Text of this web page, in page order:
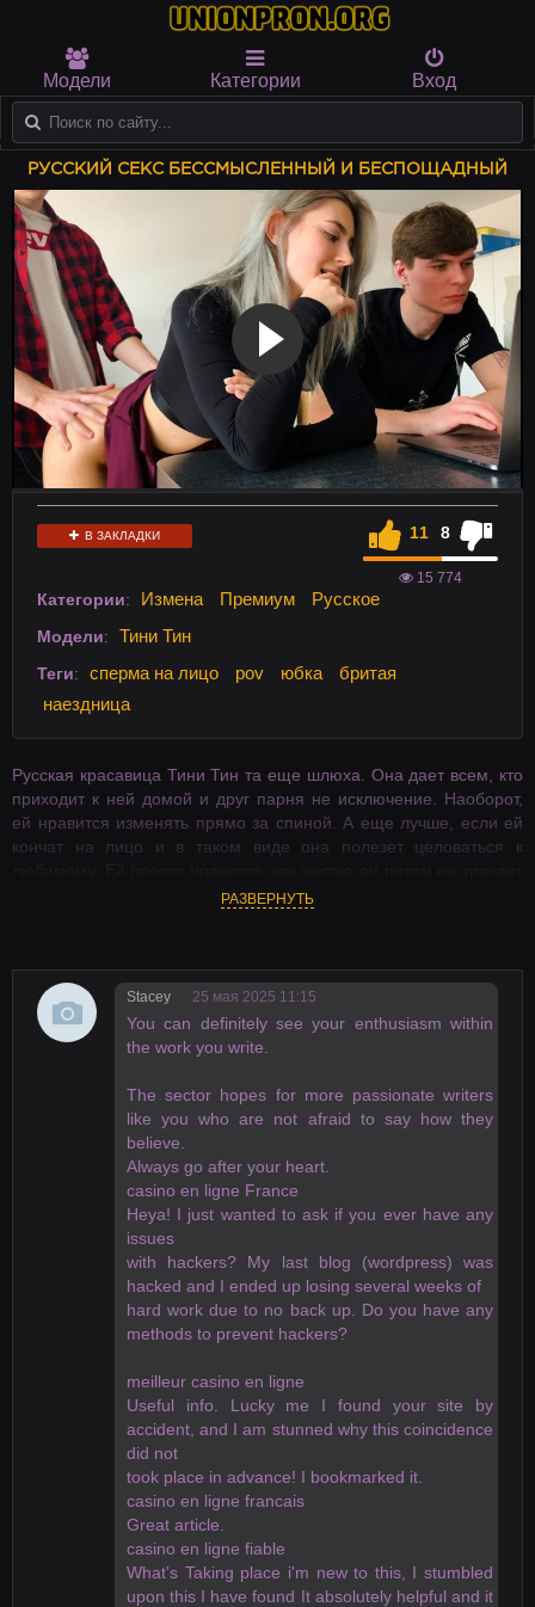
Модели Категории Вход
РУССКИЙ СЕКС БЕССМЫСЛЕННЫЙ И БЕСПОЩАДНЫЙ
В ЗАКЛАДКИ 11 8
15 774
Категории: Измена Премиум Русское
Модели: Тини Тин
Теги: сперма на лицо pov юбка
бритая
наездница
Русская красавица Тини Тин та еще шлюха. Она дает всем, кто
приходит к ней домой и друг парня не исключение. Наоборот,
ей нравится изменять прямо за спиной. А еще лучше, если ей
кончат на лицо и в таком виде она полезет целоваться к
РАЗВЕРНУТЬ
Stacey 25 мая 2025 11:15
You can definitely see your enthusiasm within
the work you write.
The sector hopes for more passionate writers
like you who are not afraid to say how they
believe.
Always go after your heart.
casino en ligne France
Heya! I just wanted to ask if you ever have any
issues
with hackers? My last blog (wordpress) was
hacked and I ended up losing several weeks of
hard work due to no back up. Do you have any
methods to prevent hackers?
meilleur casino en ligne
Useful info. Lucky me I found your site by
accident, and I am stunned why this coincidence
did not
took place in advance! I bookmarked it.
casino en ligne francais
Great article.
casino en ligne fiable
What's Taking place i'm new to this, I stumbled
upon this I have found It absolutely helpful and it